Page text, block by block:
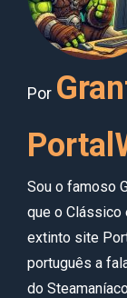
Por
Sou o famoso
que o Clássico
extinto site
português a
do